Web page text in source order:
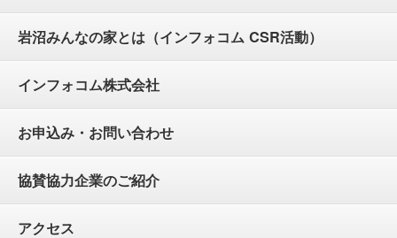
岩沼みんなの家とは（インフォコム CSR活動）
インフォコム株式会社
お申込み・お問い合わせ
協賛協力企業のご紹介
アクセス